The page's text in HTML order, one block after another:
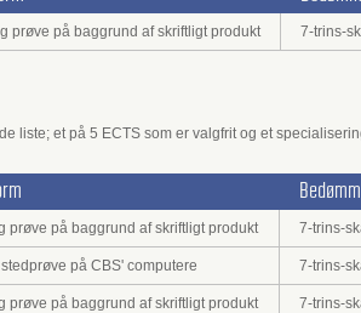
prøve på baggrund af skriftligt produkt 7-trins-
liste; et på 5 ECTS som er valgfrit og et
prøve på baggrund af skriftligt produkt 7-trins-
på CBS' computere 7-trins-
prøve på baggrund af skriftligt produkt 7-trins-